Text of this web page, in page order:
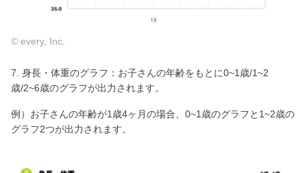
© every, Inc.
7. 身長・体重のグラフ：お子さんの年齢をもとに0~1歳/1~2
歳/2~6歳のグラフが出力されます。
例）お子さんの年齢が1歳4ヶ月の場合、0~1歳のグラフと1~2歳の
グラフ2つが出力されます。